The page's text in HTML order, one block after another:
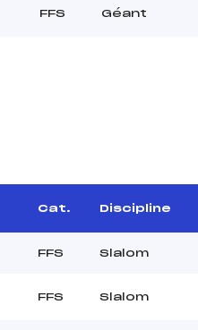
FFS Géant
Cat. Discipline
FFS Slalom
FFS Slalom